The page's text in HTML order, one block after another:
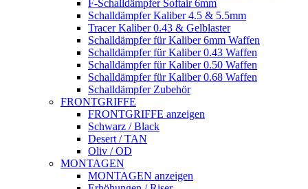
F-Schalldämpfer Softair 6mm
Schalldämpfer Kaliber 4.5 & 5.5mm
Tracer Kaliber 0.43 & Gelblaster
Schalldämpfer für Kaliber 6mm Waffen
Schalldämpfer für Kaliber 0.43 Waffen
Schalldämpfer für Kaliber 0.50 Waffen
Schalldämpfer für Kaliber 0.68 Waffen
Schalldämpfer Zubehör
FRONTGRIFFE
FRONTGRIFFE anzeigen
Schwarz / Black
Desert / TAN
Oliv / OD
MONTAGEN
MONTAGEN anzeigen